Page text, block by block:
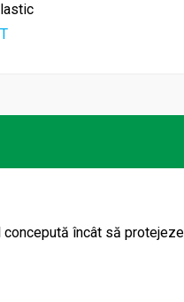
încât să